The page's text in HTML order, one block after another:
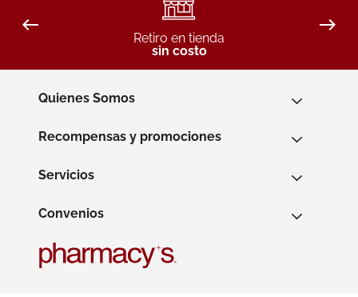
Retiro en tienda
sin costo
Quienes Somos
Recompensas y promociones
Servicios
Convenios